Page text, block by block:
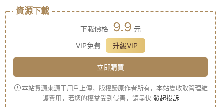
資源下載
下載價格 9.9 元
VIP免費
升級VIP
立即購買
本站資源來源于用戶上傳，版權歸原作者所有，本站隻收取管理維
護費用，若您的權益受到侵害，請盡快 發起投訴